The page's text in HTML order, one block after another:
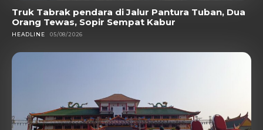
Truk Tabrak pendara di Jalur Pantura Tuban, Dua
Orang Tewas, Sopir Sempat Kabur
HEADLINE 05/08/2026